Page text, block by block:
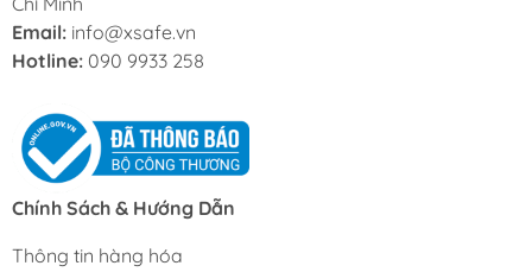
Email: info@xsafe.vn
Hotline: 090 9933 258
Chính Sách & Hướng Dẫn
Thông tin hàng hóa